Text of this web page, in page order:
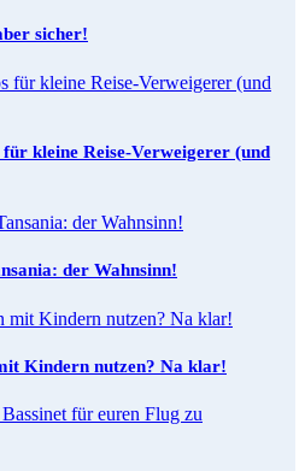
sicher!
kleine Reise-Verweigerer (und
der Wahnsinn!
Kindern nutzen? Na klar!